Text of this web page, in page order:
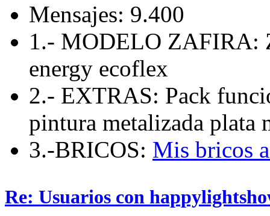
Mensajes: 9.400
1.- MODELO ZAFIRA:
energy ecoflex
2.- EXTRAS: Pack
pintura metalizada plata
3.-BRICOS: Mis bricos
Re: Usuarios con